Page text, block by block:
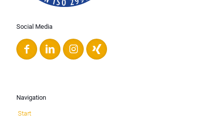
Navigation
Start
Social Media